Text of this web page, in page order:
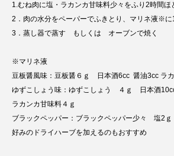
1.むね肉に塩・ラカンカ甘味料少々をふり2時間ほ
2．肉の水分をペーパーでふきとり、マリネ液※に
3．蒸し器で蒸す もしくは オーブンで焼く
※マリネ液
豆板醤風味：豆板醤６ｇ 日本酒6cc 醤油3cc ラ
ゆずこしょう味：ゆずこしょう ４ｇ 日本酒
ラカンカ甘味料４ｇ
ブラックペッパー：ブラックペッパー少々 塩2
好みのドライハーブを加えるのもおすすめ